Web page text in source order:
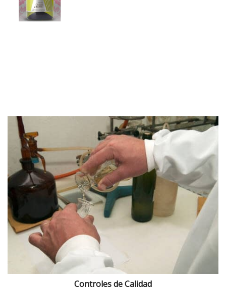
Controles de Calidad